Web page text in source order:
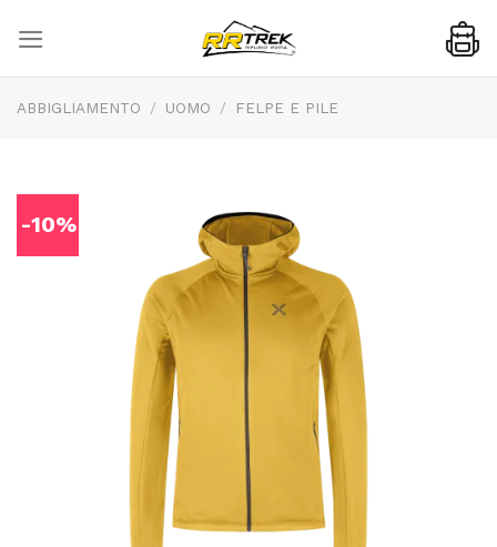
content
ABBIGLIAMENTO / UOMO / FELPE E PILE
-10%